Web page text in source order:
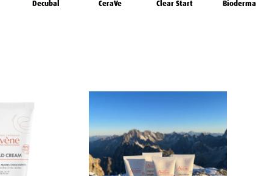
Decubal CeraVe Clear Start Bioderma